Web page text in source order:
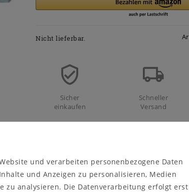
Nicht lieferbar.
Sicher
einkaufen
Schneller
Versand
und verarbeiten personenbezogene Daten
und Anzeigen zu personalisieren, Medien
analysieren. Die Datenverarbeitung erfolgt erst